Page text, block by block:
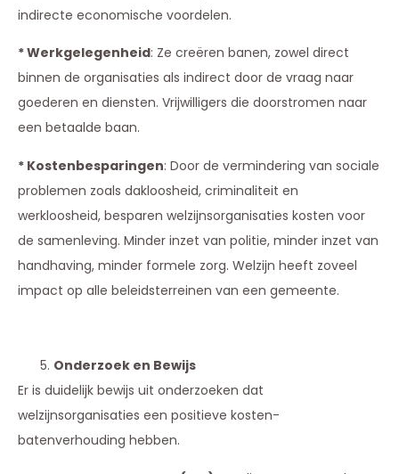
indirecte economische voordelen.
* Werkgelegenheid: Ze creëren banen, zowel direct
binnen de organisaties als indirect door de vraag naar
goederen en diensten. Vrijwilligers die doorstromen naar
een betaalde baan.
* Kostenbesparingen: Door de vermindering van sociale
problemen zoals dakloosheid, criminaliteit en
werkloosheid, besparen welzijnsorganisaties kosten voor
de samenleving. Minder inzet van politie, minder inzet van
handhaving, minder formele zorg. Welzijn heeft zoveel
impact op alle beleidsterreinen van een gemeente.
Onderzoek en Bewijs
Er is duidelijk bewijs uit onderzoeken dat
welzijnsorganisaties een positieve kosten-
batenverhouding hebben.